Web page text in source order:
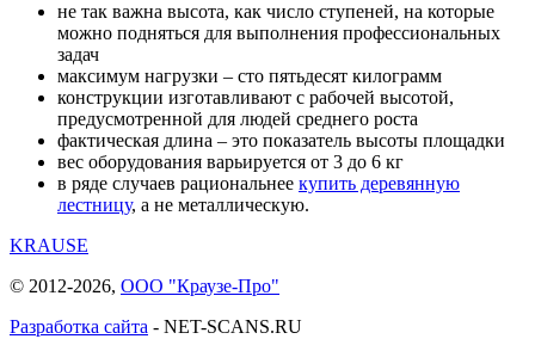
не так важна высота, как число ступеней, на которые
можно подняться для выполнения профессиональных
задач
максимум нагрузки ‒ сто пятьдесят килограмм
конструкции изготавливают с рабочей высотой,
предусмотренной для людей среднего роста
фактическая длина ‒ это показатель высоты площадки
вес оборудования варьируется от 3 до 6 кг
в ряде случаев рациональнее купить деревянную
лестницу, а не металлическую.
KRAUSE
© 2012-2026, ООО "Краузе-Про"
Разработка сайта - NET-SCANS.RU